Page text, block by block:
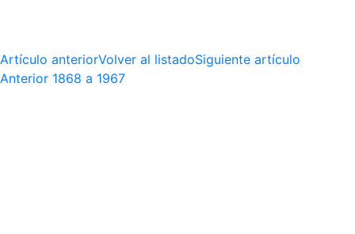
Artículo anteriorVolver al listadoSiguiente artículo
Anterior 1868 a 1967